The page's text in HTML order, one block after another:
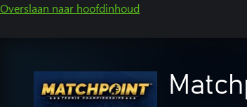
Overslaan naar hoofdinhoud